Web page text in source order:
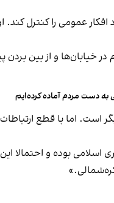
عمومی را کنترل کند.
و از بین بردن
به دست مردم آماده کرده‌ایم
است. اما با قطع
اسلامی بوده و